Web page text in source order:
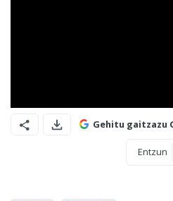
Gehitu gaitzazu
Entzun